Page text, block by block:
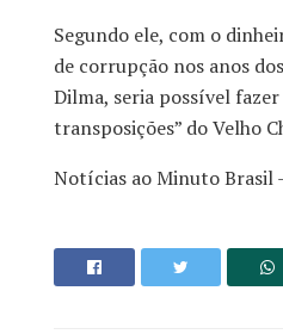
Segundo ele, com o
de corrupção nos anos
Dilma, seria possível
transposições” do Velho
Notícias ao Minuto Brasil